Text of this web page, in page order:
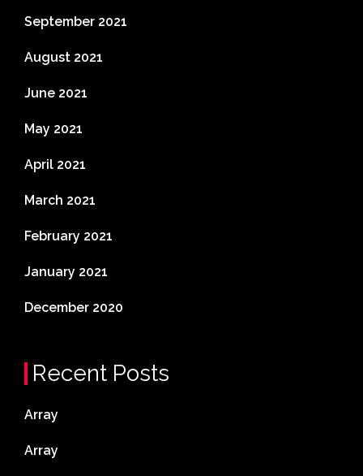
September 2021
August 2021
June 2021
May 2021
April 2021
March 2021
February 2021
January 2021
December 2020
Recent Posts
Array
Array